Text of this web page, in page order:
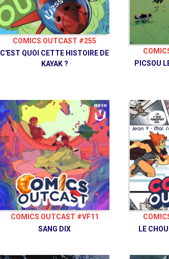
COMICS OUTCAST #255
C'EST QUOI CETTE HISTOIRE DE
KAYAK ?
PICSOU
COMICS OUTCAST #VF11
SANG DIX
LE